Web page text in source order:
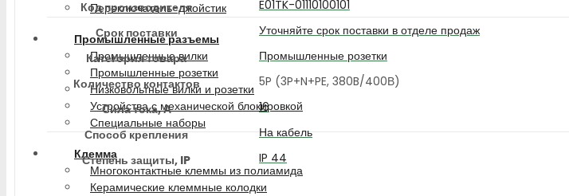
Переключатель-джойстик
Промышленные разъемы
Промышленные вилки
Промышленные розетки
Низковольтные вилки и розетки
Устройства с механической блокировкой
Специальные наборы
Клемма
Многоконтактные клеммы из полиамида
Керамические клеммные колодки
Код производителя
E01TK-01110100101
Срок поставки
Уточняйте срок поставки в отделе продаж
Категория товара
Промышленные розетки
Количество контактов
5P (3P+N+PE, 380B/400В)
Сила тока, А
16
Способ крепления
На кабель
Степень защиты, IP
IP 44